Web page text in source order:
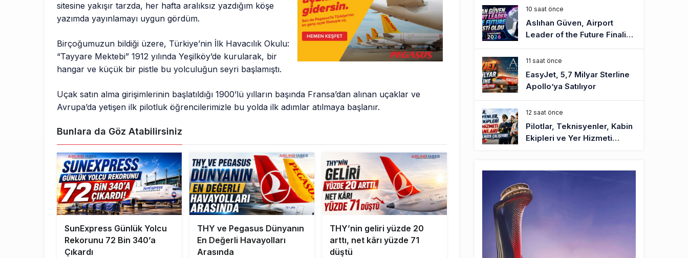
sitesine yakışır tarzda, her hafta aralıksız yazdığım köşe
yazımda yayınlamayı uygun gördüm.
Birçoğumuzun bildiği üzere, Türkiye’nin İlk Havacılık Okulu:
“Tayyare Mektebi” 1912 yılında Yeşilköy’de kurularak, bir
hangar ve küçük bir pistle bu yolculuğun seyri başlamıştı.
Uçak satın alma girişimlerinin başlatıldığı 1900’lü yılların başında Fransa’dan alınan uçaklar ve
Avrupa’da yetişen ilk pilotluk öğrencilerimizle bu yolda ilk adımlar atılmaya başlanır.
Bunlara da Göz Atabilirsiniz
SunExpress Günlük Yolcu
Rekorunu 72 Bin 340’a
Çıkardı
THY ve Pegasus Dünyanın
En Değerli Havayolları
Arasında
THY’nin geliri yüzde 20
arttı, net kârı yüzde 71
düştü
10 saat önce
Aslıhan Güven, Airport
Leader of the Future Finalisti
Oldu
11 saat önce
EasyJet, 5,7 Milyar Sterline
Apollo’ya Satılıyor
12 saat önce
Pilotlar, Teknisyenler, Kabin
Ekipleri ve Yer Hizmeti
BookingAgora’dan Dubai’ye
iki FAM Trip
16 saat önce
AJet Uçuşlarıyla Rus Turist
İçin Yeni Türkiye Rotası